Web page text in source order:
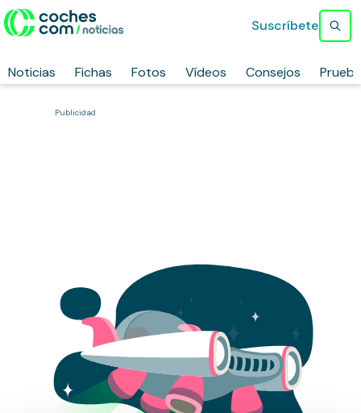
Noticias Fichas Fotos Vídeos Consejos
Suscríbete
Publicidad